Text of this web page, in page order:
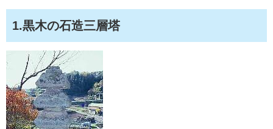
1.黒木の石造三層塔